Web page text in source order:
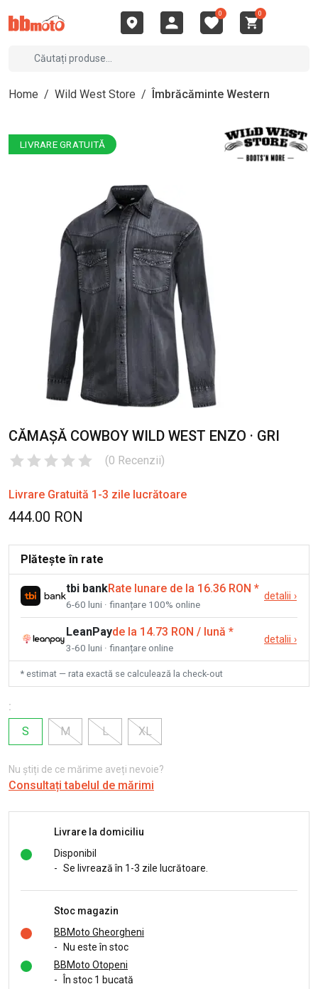
0 0
Home / Wild West Store / Îmbrăcăminte Western
LIVRARE GRATUITĂ
CĂMAȘĂ COWBOY WILD WEST ENZO · GRI
(0 Recenzii)
Livrare Gratuită 1-3 zile lucrătoare
444.00 RON
Plătește în rate
tbi bankRate lunare de la 16.36 RON *
6-60 luni · finanțare 100% online
detalii ›
LeanPayde la 14.73 RON / lună *
3-60 luni · finanțare online
detalii ›
* estimat — rata exactă se calculează la check-out
:
S
M L XL
Nu știți de ce mărime aveți nevoie?
Consultați tabelul de mărimi
Livrare la domiciliu
Disponibil
- Se livrează în 1-3 zile lucrătoare.
Stoc magazin
BBMoto Gheorgheni
-
Nu este în stoc
BBMoto Otopeni
-
În stoc 1 bucată